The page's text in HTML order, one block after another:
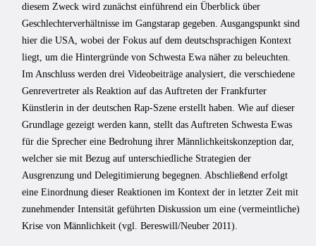
diesem Zweck wird zunächst einführend ein Überblick über
Geschlechterverhältnisse im Gangstarap gegeben. Ausgangspunkt sind
hier die USA, wobei der Fokus auf dem deutschsprachigen Kontext
liegt, um die Hintergründe von Schwesta Ewa näher zu beleuchten.
Im Anschluss werden drei Videobeiträge analysiert, die verschiedene
Genrevertreter als Reaktion auf das Auftreten der Frankfurter
Künstlerin in der deutschen Rap-Szene erstellt haben. Wie auf dieser
Grundlage gezeigt werden kann, stellt das Auftreten Schwesta Ewas
für die Sprecher eine Bedrohung ihrer Männlichkeitskonzeption dar,
welcher sie mit Bezug auf unterschiedliche Strategien der
Ausgrenzung und Delegitimierung begegnen. Abschließend erfolgt
eine Einordnung dieser Reaktionen im Kontext der in letzter Zeit mit
zunehmender Intensität geführten Diskussion um eine (vermeintliche)
Krise von Männlichkeit (vgl. Bereswill/Neuber 2011).